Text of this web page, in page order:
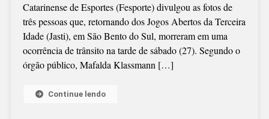
DOS
JASTI
Catarinense de Esportes (Fesporte) divulgou as fotos de
três pessoas que, retornando dos Jogos Abertos da Terceira
Idade (Jasti), em São Bento do Sul, morreram em uma
ocorrência de trânsito na tarde de sábado (27). Segundo o
órgão público, Mafalda Klassmann […]
Continue lendo